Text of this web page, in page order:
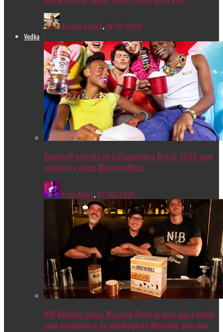
Ariana Souza,10/01/2024
Vodka
Smirnoff estreia no Lollapalooza Brasil 2025 com
clássicos como Moscow Mule.
Livia Alves, 07/03/2025
NIB Bebidas lança Moscow Mule pronto para beber
com assinatura do mixologista Marcelo Serrano